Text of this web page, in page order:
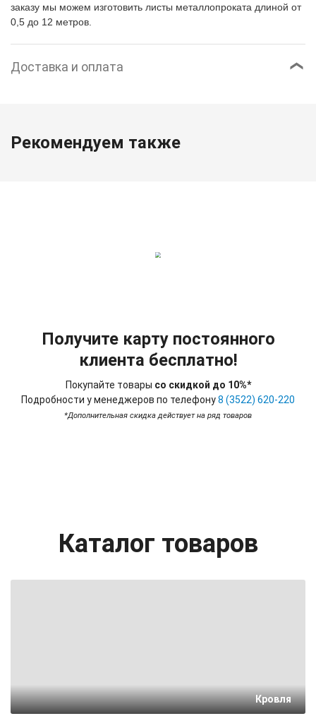
заказу мы можем изготовить листы металлопроката длиной от
0,5 до 12 метров.
Доставка и оплата
Рекомендуем также
Получите карту постоянного
клиента бесплатно!
Покупайте товары со скидкой до 10%*
Подробности у менеджеров по телефону8 (3522) 620-220
*Дополнительная скидка действует на ряд товаров
Каталог товаров
Кровля